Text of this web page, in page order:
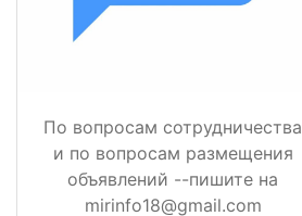
По вопросам сотрудничества
и по вопросам размещения
объявлений --пишите на
mirinfo18@gmail.com